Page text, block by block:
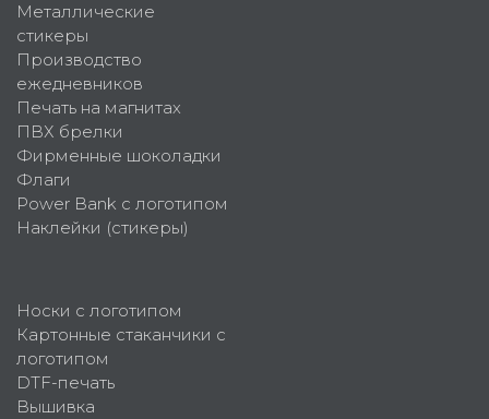
Металлические
стикеры
Производство
ежедневников
Печать на магнитах
ПВХ брелки
Фирменные шоколадки
Флаги
Power Bank с логотипом
Наклейки (стикеры)
Носки с логотипом
Картонные стаканчики с
логотипом
DTF-печать
Вышивка